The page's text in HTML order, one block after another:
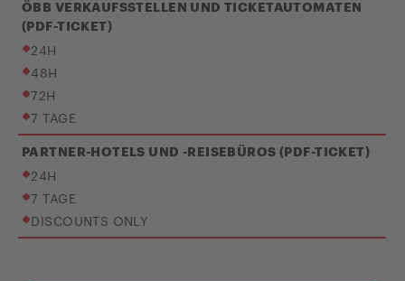
ÖBB VERKAUFSSTELLEN UND TICKETAUTOMATEN
(PDF-TICKET)
24H
48H
72H
7 TAGE
PARTNER-HOTELS UND -REISEBÜROS (PDF-TICKET)
24H
7 TAGE
DISCOUNTS ONLY